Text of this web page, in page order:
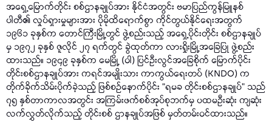
အရှေ့မြောက်တိုင်း စစ်ဌာနချုပ်အား နိုင်ငံအတွင်း ဗမာပြည်ကွန်မြူနစ်
ပါတီ၏ လှုပ်ရှားမှုများအား ပိုမိုထိရောက်စွာ ကိုင်တွယ်နိုင်ရေးအတွက်
၁၉၆၁ ခုနှစ်က တောင်ကြီးမြို့တွင် ဖွဲ့စည်းသည့် အရှေ့ပိုင်းတိုင်း စစ်ဌာနချုပ်
မှ ၁၉၇၂ ခုနှစ် ဇူလိုင် ၂၇ ရက်တွင် ခွဲထုတ်ကာ လားရှိုးမြို့အခြေပြု ဖွဲ့စည်း
ထားသည်။ ၁၉၄၉ ခုနှစ်က မေမြို့ (ဝါ) ပြင်ဦးလွင်အခြေစိုက် မြောက်ပိုင်း
တိုင်းစစ်ဌာနချုပ်အား ကရင်အမျိုးသား ကာကွယ်ရေးတပ် (KNDO) က
တိုက်ခိုက်သိမ်းပိုက်ခဲ့သည့် ဖြစ်စဉ်နောက်ပိုင်း “ရမခ တိုင်းစစ်ဌာနချုပ်” သည်
၇၅ နှစ်တာကာလအတွင်း အကြမ်းဖက်စစ်အုပ်စုဘက်မှ ပထမဦးဆုံး ကျဆုံး
လက်လွှတ်လိုက်သည့် တိုင်းစစ် ဌာနချုပ်အဖြစ် မှတ်တမ်းဝင်ထားသည်။